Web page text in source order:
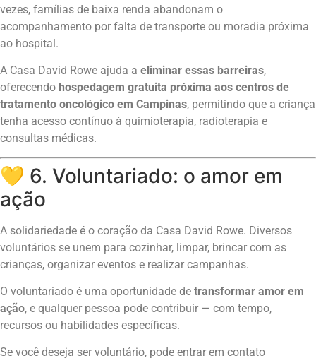
vezes, famílias de baixa renda abandonam o
acompanhamento por falta de transporte ou moradia próxima
ao hospital.
A Casa David Rowe ajuda a eliminar essas barreiras,
oferecendo hospedagem gratuita próxima aos centros de
tratamento oncológico em Campinas, permitindo que a criança
tenha acesso contínuo à quimioterapia, radioterapia e
consultas médicas.
💛 6. Voluntariado: o amor em
ação
A solidariedade é o coração da Casa David Rowe. Diversos
voluntários se unem para cozinhar, limpar, brincar com as
crianças, organizar eventos e realizar campanhas.
O voluntariado é uma oportunidade de transformar amor em
ação, e qualquer pessoa pode contribuir — com tempo,
recursos ou habilidades específicas.
Se você deseja ser voluntário, pode entrar em contato